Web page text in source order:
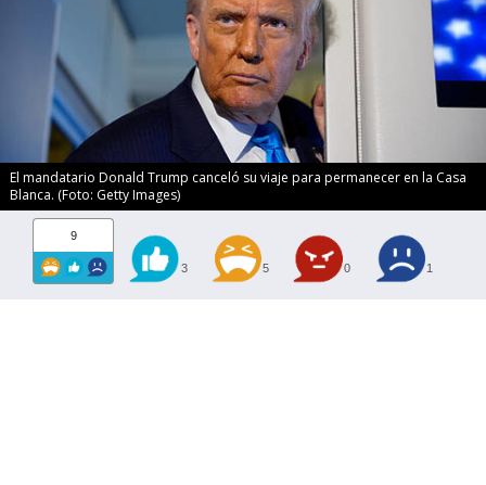
El mandatario Donald Trump canceló su viaje para permanecer en la Casa
Blanca. (Foto: Getty Images)
9
3 5 0 1